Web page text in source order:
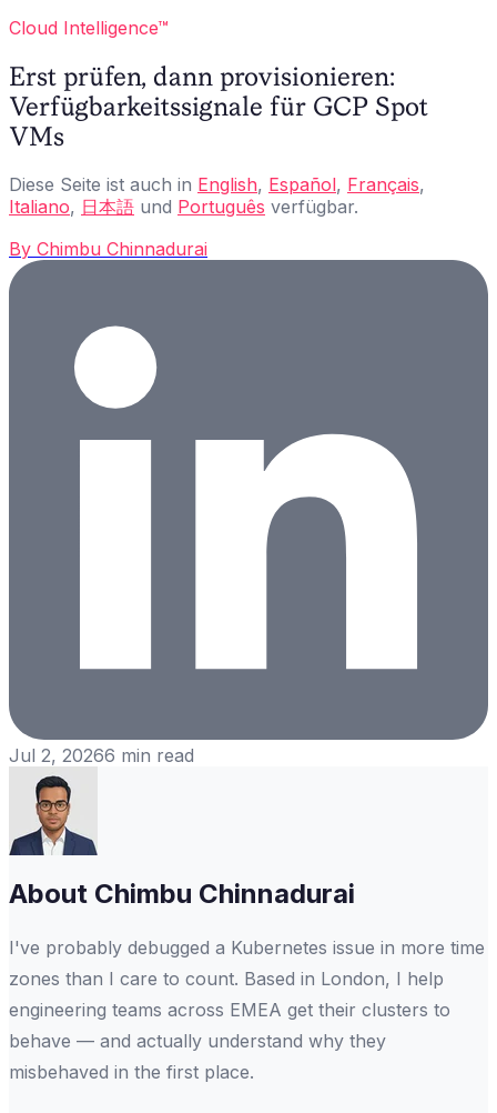
Cloud Intelligence™
Erst prüfen, dann provisionieren:
Verfügbarkeitssignale für GCP Spot
VMs
Diese Seite ist auch in English, Español, Français,
Italiano, 日本語 und Português verfügbar.
By Chimbu Chinnadurai
Jul 2, 20266 min read
About Chimbu Chinnadurai
I've probably debugged a Kubernetes issue in more time
zones than I care to count. Based in London, I help
engineering teams across EMEA get their clusters to
behave — and actually understand why they
misbehaved in the first place.